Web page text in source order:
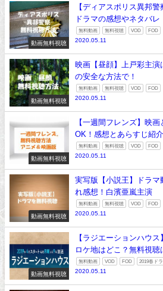
動画無料視聴
【ディアスポリス異邦
ドラマの感想やネタバレ
無料動画 無料視聴 VOD FOD
2020.05.11
動画無料視聴
映画【昼顔】上戸彩主演
の安全な方法で！
無料動画 無料視聴 VOD FOD
2020.05.11
動画無料視聴
【一週間フレンズ】映
OK！感想とあらすじ紹介
無料動画 無料視聴 VOD FOD
2020.05.11
動画無料視聴
実写版【小説王】ドラ
れ感想！白濱亜嵐主演
無料動画 無料視聴 VOD FOD
2020.05.11
動画無料視聴
【ラジエーションハウ
ロケ地はどこ？無料視聴
無料動画 VOD FOD 2019春ド
2020.05.11